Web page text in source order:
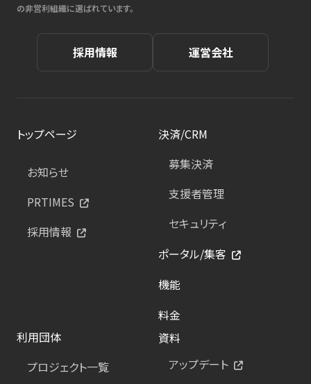
の非営利組織に選ばれています。
採用情報 運営会社
トップページ
お知らせ
PRTIMES
採用情報
決済/CRM
募集決済
支援者管理
セキュリティ
ポータル/集客
機能
料金
利用団体
プロジェクト一覧
資料
アップデート